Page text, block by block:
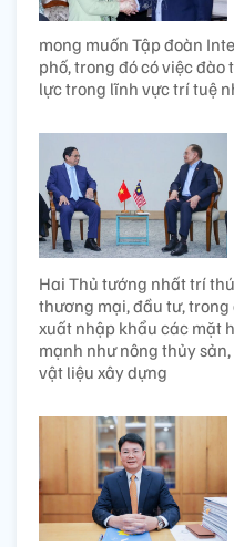
mong muốn Tập đoàn
phố, trong đó có việc đào
lực trong lĩnh vực trí tuệ
Hai Thủ tướng nhất trí
thương mại, đầu tư,
xuất nhập khẩu các mặt
mạnh như nông thủy
vật liệu xây dựng